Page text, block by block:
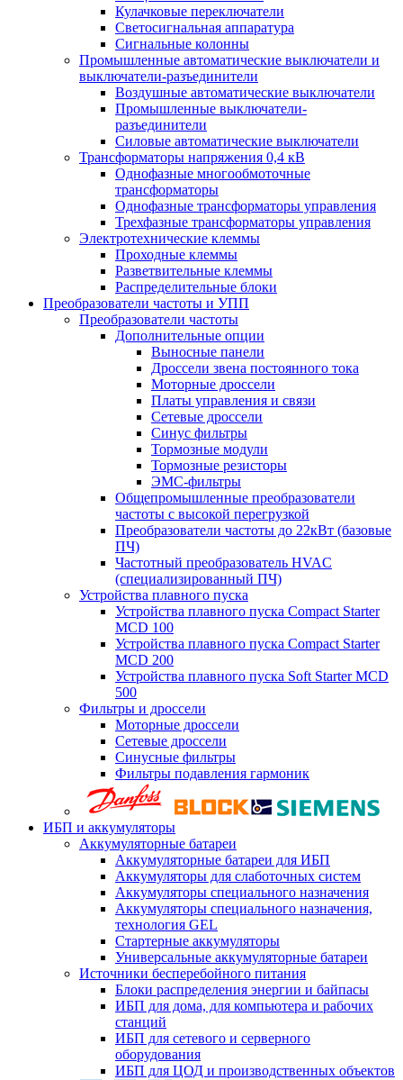
Кулачковые переключатели
Светосигнальная аппаратура
Сигнальные колонны
Промышленные автоматические выключатели и
выключатели-разъединители
Воздушные автоматические выключатели
Промышленные выключатели-
разъединители
Силовые автоматические выключатели
Трансформаторы напряжения 0,4 кВ
Однофазные многообмоточные
трансформаторы
Однофазные трансформаторы управления
Трехфазные трансформаторы управления
Электротехнические клеммы
Проходные клеммы
Разветвительные клеммы
Распределительные блоки
Преобразователи частоты и УПП
Преобразователи частоты
Дополнительные опции
Выносные панели
Дроссели звена постоянного тока
Моторные дроссели
Платы управления и связи
Сетевые дроссели
Синус фильтры
Тормозные модули
Тормозные резисторы
ЭМС-фильтры
Общепромышленные преобразователи
частоты с высокой перегрузкой
Преобразователи частоты до 22кВт (базовые
ПЧ)
Частотный преобразователь HVAC
(специализированный ПЧ)
Устройства плавного пуска
Устройства плавного пуска Compact Starter
MCD 100
Устройства плавного пуска Compact Starter
MCD 200
Устройства плавного пуска Soft Starter MCD
500
Фильтры и дроссели
Моторные дроссели
Сетевые дроссели
Синусные фильтры
Фильтры подавления гармоник
ИБП и аккумуляторы
Аккумуляторные батареи
Аккумуляторные батареи для ИБП
Аккумуляторы для слаботочных систем
Аккумуляторы специального назначения
Аккумуляторы специального назначения,
технология GEL
Стартерные аккумуляторы
Универсальные аккумуляторные батареи
Источники бесперебойного питания
Блоки распределения энергии и байпасы
ИБП для дома, для компьютера и рабочих
станций
ИБП для сетевого и серверного
оборудования
ИБП для ЦОД и производственных объектов